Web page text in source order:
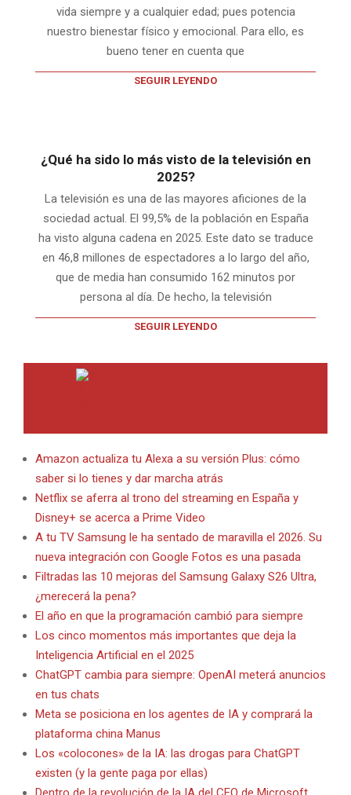
vida siempre y a cualquier edad; pues potencia
nuestro bienestar físico y emocional. Para ello, es
bueno tener en cuenta que
SEGUIR LEYENDO
¿Qué ha sido lo más visto de la televisión en
2025?
La televisión es una de las mayores aficiones de la
sociedad actual. El 99,5% de la población en España
ha visto alguna cadena en 2025. Este dato se traduce
en 46,8 millones de espectadores a lo largo del año,
que de media han consumido 162 minutos por
persona al día. De hecho, la televisión
SEGUIR LEYENDO
Amazon actualiza tu Alexa a su versión Plus: cómo
saber si lo tienes y dar marcha atrás
Netflix se aferra al trono del streaming en España y
Disney+ se acerca a Prime Video
A tu TV Samsung le ha sentado de maravilla el 2026. Su
nueva integración con Google Fotos es una pasada
Filtradas las 10 mejoras del Samsung Galaxy S26 Ultra,
¿merecerá la pena?
El año en que la programación cambió para siempre
Los cinco momentos más importantes que deja la
Inteligencia Artificial en el 2025
ChatGPT cambia para siempre: OpenAI meterá anuncios
en tus chats
Meta se posiciona en los agentes de IA y comprará la
plataforma china Manus
Los «colocones» de la IA: las drogas para ChatGPT
existen (y la gente paga por ellas)